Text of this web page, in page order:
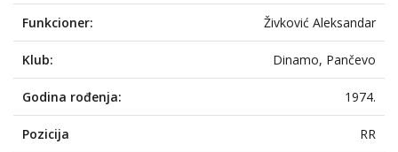
Funkcioner: Živković Aleksandar
Klub: Dinamo, Pančevo
Godina rođenja: 1974.
Pozicija RR